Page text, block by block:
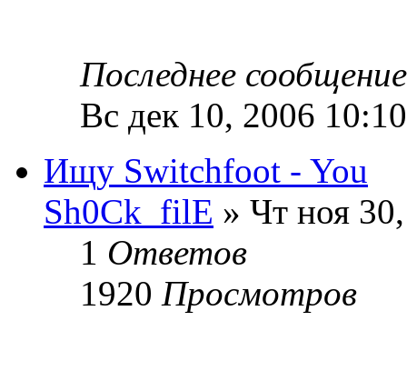
Последнее
Вс дек 10, 2006
Ищу Switchfoot - You
Sh0Ck_filE » Чт ноя
1 Ответов
1920 Просмотров